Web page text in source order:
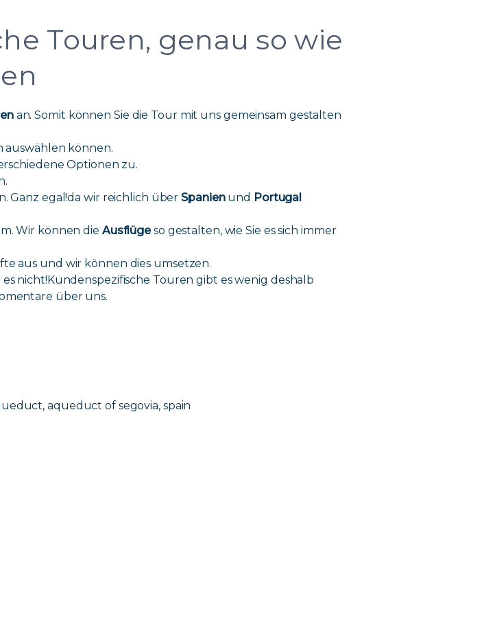
Touren, genau so wie
an. Somit können Sie die Tour mit uns gemeinsam gestalten
auswählen können.
Optionen zu.
Ganz egal!da wir reichlich über Spanienund Portugal
Wir können die Ausflügeso gestalten, wie Sie es sich immer
aus und wir können dies umsetzen.
nicht!Kundenspezifische Touren gibt es wenig deshalb
über uns.